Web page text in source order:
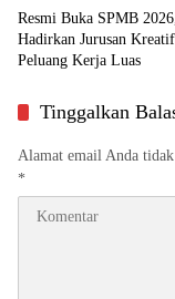
Resmi Buka SPMB
Hadirkan Jurusan
Peluang Kerja Luas
Tinggalkan
Alamat email Anda
*